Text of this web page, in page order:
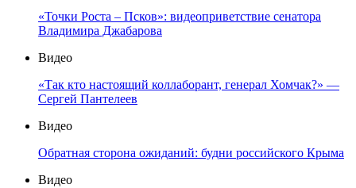
«Точки Роста – Псков»: видеоприветствие сенатора
Владимира Джабарова
Видео
«Так кто настоящий коллаборант, генерал Хомчак?» —
Сергей Пантелеев
Видео
Обратная сторона ожиданий: будни российского Крыма
Видео